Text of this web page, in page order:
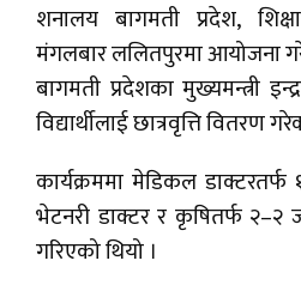
शनालय बागमती प्रदेश,
मंगलबार ललितपुरमा आयोजना
बागमती प्रदेशका मुख्यमन्त्री
विद्यार्थीलाई छात्रवृत्ति वितरण
कार्यक्रममा मेडिकल डाक्टरतर्फ
भेटनरी डाक्टर र कृषितर्फ २–२
गरिएको थियो ।